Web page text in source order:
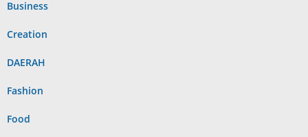
Business
Creation
DAERAH
Fashion
Food